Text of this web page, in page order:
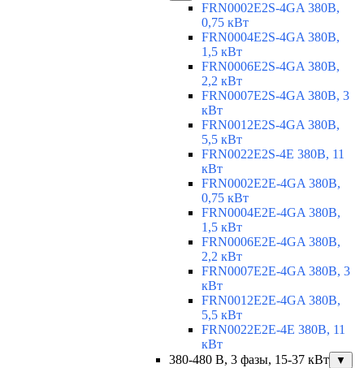
FRN0002E2S-4GA 380В,
0,75 кВт
FRN0004E2S-4GA 380В,
1,5 кВт
FRN0006E2S-4GA 380В,
2,2 кВт
FRN0007E2S-4GA 380В, 3
кВт
FRN0012E2S-4GA 380В,
5,5 кВт
FRN0022E2S-4E 380В, 11
кВт
FRN0002E2E-4GA 380В,
0,75 кВт
FRN0004E2E-4GA 380В,
1,5 кВт
FRN0006E2E-4GA 380В,
2,2 кВт
FRN0007E2E-4GA 380В, 3
кВт
FRN0012E2E-4GA 380В,
5,5 кВт
FRN0022E2E-4E 380В, 11
кВт
380-480 В, 3 фазы, 15-37 кВт
▼